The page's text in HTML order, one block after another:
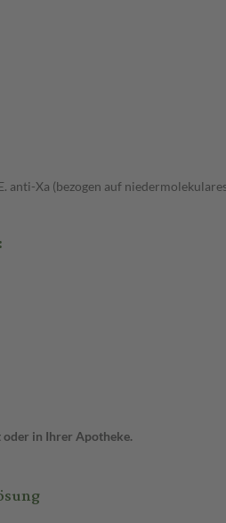
Xa (bezogen auf
oder in Ihrer Apotheke.